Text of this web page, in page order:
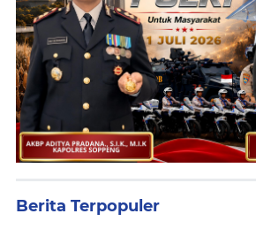
Berita Terpopuler